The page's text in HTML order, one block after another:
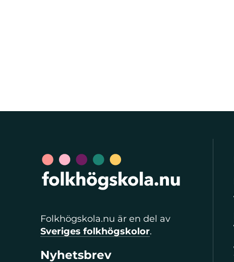
Folkhögskola.nu är en del av
Sveriges folkhögskolor.
Nyhetsbrev